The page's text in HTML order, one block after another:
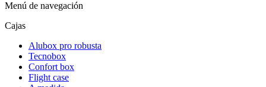
Menú de navegación
Cajas
Alubox pro robusta
Tecnobox
Confort box
Flight case